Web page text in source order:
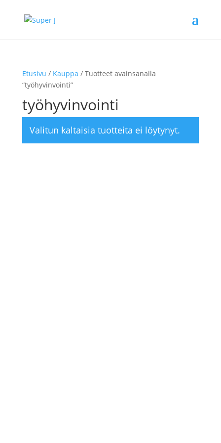
Etusivu / Kauppa / Tuotteet avainsanalla
“työhyvinvointi”
työhyvinvointi
Valitun kaltaisia tuotteita ei löytynyt.